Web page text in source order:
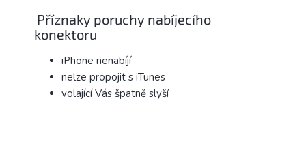
Příznaky poruchy nabíjecího
konektoru
iPhone nenabíjí
nelze propojit s iTunes
volající Vás špatně slyší